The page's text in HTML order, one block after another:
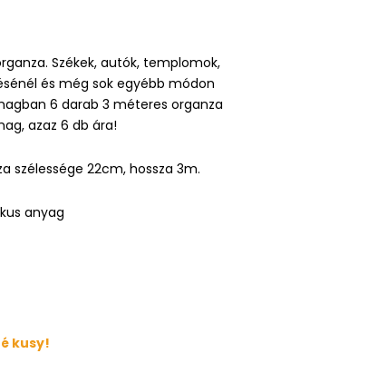
Székek, autók, templomok,
és még sok egyébb módon
6 darab 3 méteres organza
azaz 6 db ára!
szélessége 22cm, hossza 3m.
anyag
kusy!